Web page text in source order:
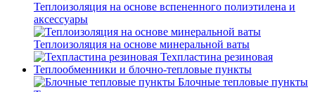
Теплоизоляция на основе вспененного полиэтилена и
аксессуары
Теплоизоляция на основе минеральной ваты
Техпластина резиновая
Теплообменники и блочно-тепловые пункты
Блочные тепловые пункты